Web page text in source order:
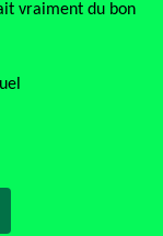
bon
Très satisfait